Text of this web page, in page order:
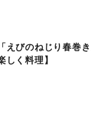
えびのねじり春巻
しく料理】